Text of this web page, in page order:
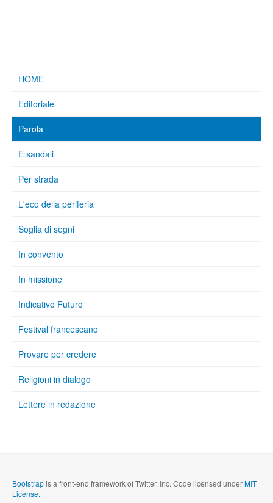
HOME
Editoriale
Parola
E sandali
Per strada
L'eco della periferia
Soglia di segni
In convento
In missione
Indicativo Futuro
Festival francescano
Provare per credere
Religioni in dialogo
Lettere in redazione
Bootstrapis a front-end framework of Twitter, Inc. Code licensed underMIT
License.